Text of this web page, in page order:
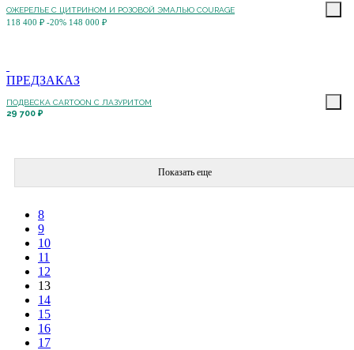
ОЖЕРЕЛЬЕ С ЦИТРИНОМ И РОЗОВОЙ ЭМАЛЬЮ COURAGE
118 400 ₽ -20% 148 000 ₽
ПРЕДЗАКАЗ
ПОДВЕСКА CARTOON C ЛАЗУРИТОМ
29 700 ₽
Показать еще
8
9
10
11
12
13
14
15
16
17